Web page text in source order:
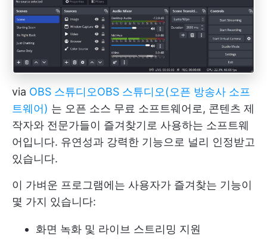
via OBS 스튜디오OBS 스튜디오(오픈 방송사 소프
트웨어) 는 오픈 소스 무료 소프트웨어로, 콘텐츠 제
작자와 전문가들이 즐겨찾기로 사용하는 소프트웨
어입니다. 유연성과 강력한 기능으로 널리 인정받고
있습니다.
이 가벼운 프로그램에는 사용자가 즐겨찾는 기능이
몇 가지 있습니다:
화면 녹화 및 라이브 스트리밍 지원